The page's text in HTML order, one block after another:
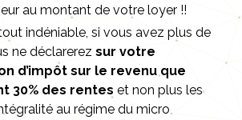
au montant de votre loyer !!
indéniable, si vous avez plus de
ne déclarerez sur votre
d’impôt sur le revenu que
30% des rentes et non plus les
au régime du micro